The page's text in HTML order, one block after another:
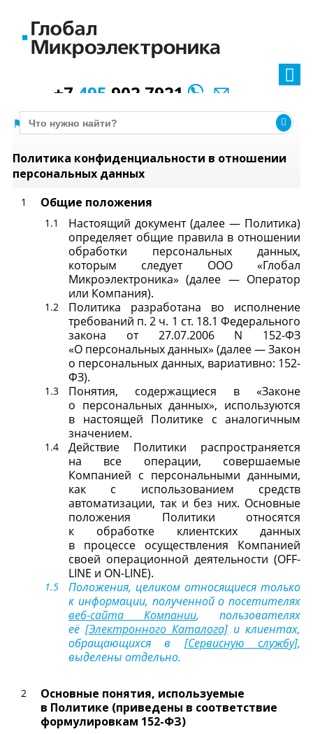
+7 495 902 7921
Политика конфиденциальности в отношении
персональных данных
Общие положения
Настоящий документ (далее — Политика)
определяет общие правила в отношении
обработки персональных данных,
которым следует ООО «Глобал
Микроэлектроника» (далее — Оператор
или Компания).
Политика разработана во исполнение
требований п. 2 ч. 1 ст. 18.1 Федерального
закона от 27.07.2006 N 152-ФЗ
«О персональных данных» (далее — Закон
о персональных данных, вариативно: 152-
ФЗ).
Понятия, содержащиеся в «Законе
о персональных данных», используются
в настоящей Политике с аналогичным
значением.
Действие Политики распространяется
на все операции, совершаемые
Компанией с персональными данными,
как с использованием средств
автоматизации, так и без них. Основные
положения Политики относятся
к обработке клиентских данных
в процессе осуществления Компанией
своей операционной деятельности (OFF-
LINE и ON-LINE).
Положения, целиком относящиеся только
к информации, полученной о посетителях
веб-сайта Компании, пользователях
её [Электронного Каталога] и клиентах,
обращающихся в [Сервисную службу],
выделены отдельно.
Основные понятия, используемые
в Политике (приведены в соответствие
формулировкам 152-ФЗ)